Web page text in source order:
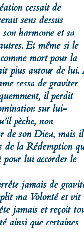
cessait de
sens dessus
harmonie et sa
Et même si le
mort pour la
plus autour de lui.
cessa de graviter
il perdit
sur lui-
pèche, non
de son Dieu, mais il
de la Rédemption
pour lui accorder le
jamais de
ma Volonté et vit
jamais et reçoit
ainsi que certaines